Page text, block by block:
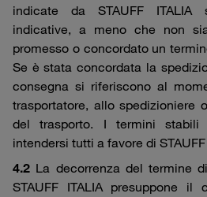
indicate da STAUFF ITALIA
indicative, a meno che non
promesso o concordato un
Se è stata concordata la
consegna si riferiscono al
trasportatore, allo spedizioniere
del trasporto. I termini stabili
intendersi tutti a favore di STAUFF
4.2 La decorrenza del termine
STAUFF ITALIA presuppone